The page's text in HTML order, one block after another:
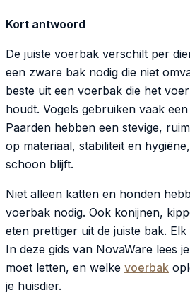
Kort antwoord
De juiste voerbak verschilt per
een zware bak nodig die niet
beste uit een voerbak die het
houdt. Vogels gebruiken vaak
Paarden hebben een stevige,
op materiaal, stabiliteit en
schoon blijft.
Niet alleen katten en honden
voerbak nodig. Ook konijnen,
eten prettiger uit de juiste bak. Elk
In deze gids van NovaWare lees
moet letten, en welke voerbak
je huisdier.